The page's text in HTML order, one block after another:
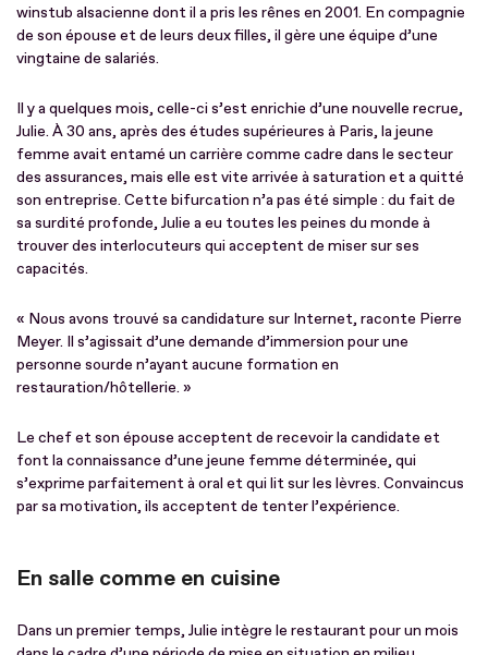
winstub alsacienne dont il a pris les rênes en 2001. En compagnie
de son épouse et de leurs deux filles, il gère une équipe d’une
vingtaine de salariés.
Il y a quelques mois, celle-ci s’est enrichie d’une nouvelle recrue,
Julie. À 30 ans, après des études supérieures à Paris, la jeune
femme avait entamé un carrière comme cadre dans le secteur
des assurances, mais elle est vite arrivée à saturation et a quitté
son entreprise. Cette bifurcation n’a pas été simple : du fait de
sa surdité profonde, Julie a eu toutes les peines du monde à
trouver des interlocuteurs qui acceptent de miser sur ses
capacités.
« Nous avons trouvé sa candidature sur Internet, raconte Pierre
Meyer. Il s’agissait d’une demande d’immersion pour une
personne sourde n’ayant aucune formation en
restauration/hôtellerie. »
Le chef et son épouse acceptent de recevoir la candidate et
font la connaissance d’une jeune femme déterminée, qui
s’exprime parfaitement à oral et qui lit sur les lèvres. Convaincus
par sa motivation, ils acceptent de tenter l’expérience.
En salle comme en cuisine
Dans un premier temps, Julie intègre le restaurant pour un mois